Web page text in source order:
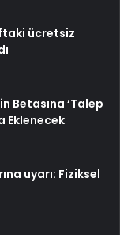
ücretsiz
Betasına ‘Talep
Eklenecek
uyarı: Fiziksel